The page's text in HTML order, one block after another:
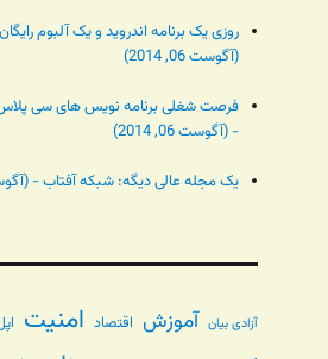
روزی یک برنامه اندروید و یک آلبوم
(آگوست 06, 2014)
فرصت شغلی برنامه نویس های سی
- (آگوست 06, 2014)
یک مجله عالی دیگه: شبکه آفتاب - (آگوست 06,
آزادی بیان آموزش اقتصاد امنیت